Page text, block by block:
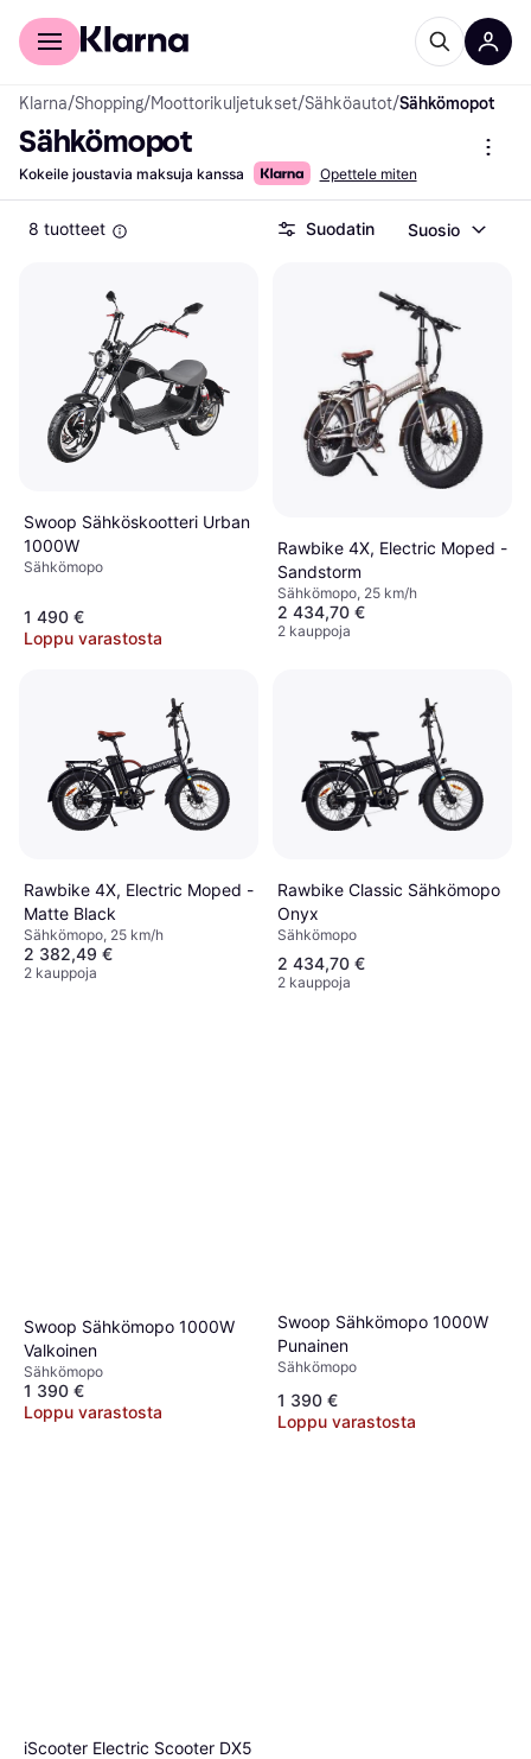
Kuluttajille
Klarna/Shopping/Moottorikuljetukset/Sähköautot/Sähkömopot
Sähkömopot
Kokeile joustavia maksuja kanssa Opettele miten
8 tuotteet Suodatin Suosio
Swoop Sähköskootteri Urban
1000W
Sähkömopo
1 490 €
Loppu varastosta
Rawbike 4X, Electric Moped -
Sandstorm
Sähkömopo, 25 km/h
2 434,70 €
2 kauppoja
Rawbike 4X, Electric Moped -
Matte Black
Sähkömopo, 25 km/h
2 382,49 €
2 kauppoja
Rawbike Classic Sähkömopo
Onyx
Sähkömopo
2 434,70 €
2 kauppoja
Swoop Sähkömopo 1000W
Valkoinen
Sähkömopo
1 390 €
Loppu varastosta
Swoop Sähkömopo 1000W
Punainen
Sähkömopo
1 390 €
Loppu varastosta
iScooter Electric Scooter DX5